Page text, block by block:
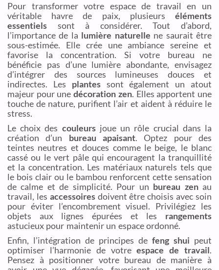
Pour transformer votre espace de travail en un
véritable havre de paix, plusieurs éléments
essentiels sont à considérer. Tout d’abord,
l’importance de la lumière naturelle ne saurait être
sous-estimée. Elle crée une ambiance sereine et
favorise la concentration. Si votre bureau ne
bénéficie pas d’une lumière abondante, envisagez
d’intégrer des sources lumineuses douces et
indirectes. Les plantessont également un atout
majeur pour unedécoration zen. Elles apportent une
touche de nature, purifient l’air et aident à réduire le
stress.
Le choix des couleursjoue un rôle crucial dans la
création d’un bureau apaisant. Optez pour des
teintes neutres et douces comme le beige, le blanc
cassé ou le vert pâle qui encouragent la tranquillité
et la concentration. Les matériaux naturels tels que
le bois clair ou le bambou renforcent cette sensation
de calme et de simplicité. Pour un bureau zenau
travail, les accessoiresdoivent être choisis avec soin
pour éviter l’encombrement visuel. Privilégiez les
objets aux lignes épurées et les rangements
astucieux pour maintenir un espace ordonné.
Enfin, l’intégration de principes de feng shui peut
optimiser l’harmonie de votreespace de travail.
Pensez à positionner votre bureau de manière à